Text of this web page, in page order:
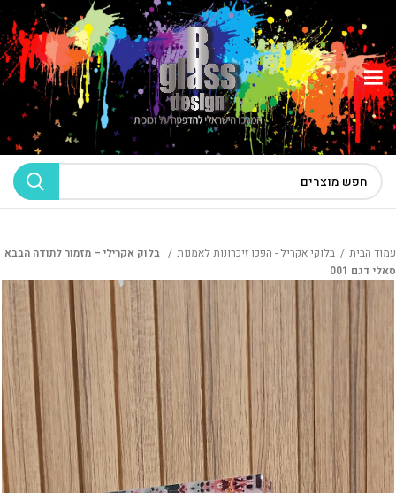
עמוד הבית בלוקי אקריל - הפכו זיכרונות לאמנות
בלוק אקרילי – מזמור לתודה הבבא
סאלי דגם 001